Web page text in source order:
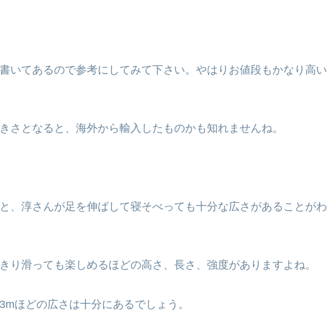
いてあるので参考にしてみて下さい。やはりお値段もかなり高い
さとなると、海外から輸入したものかも知れませんね。
、淳さんが足を伸ばして寝そべっても十分な広さがあることがわ
り滑っても楽しめるほどの高さ、長さ、強度がありますよね。
ほどの広さは十分にあるでしょう。